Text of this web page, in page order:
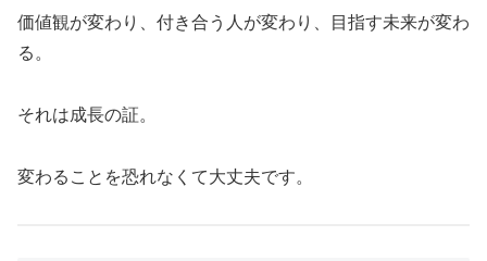
価値観が変わり、付き合う人が変わり、目指す未来が変わ
る。
それは成長の証。
変わることを恐れなくて大丈夫です。